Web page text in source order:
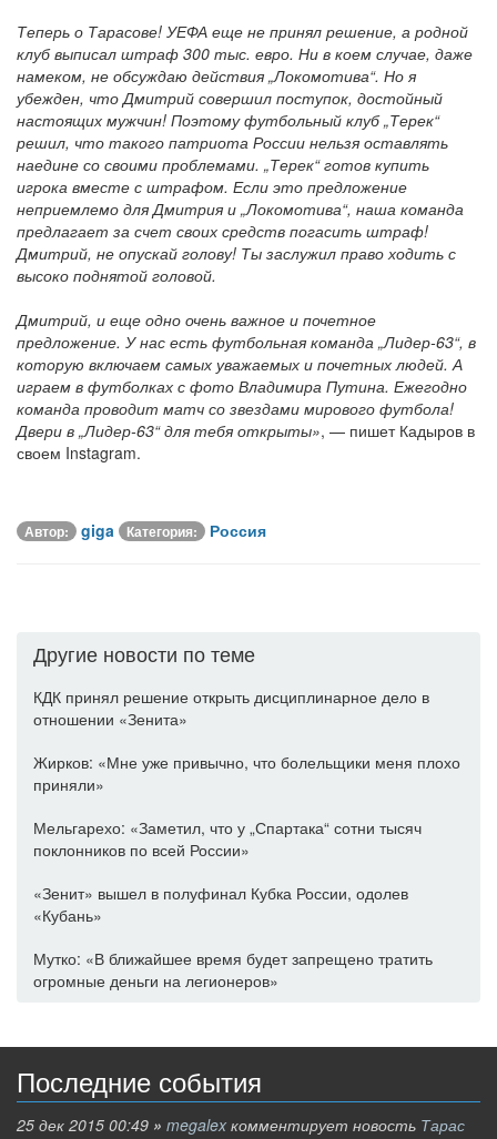
Теперь о Тарасове! УЕФА еще не принял решение, а родной
клуб выписал штраф 300 тыс. евро. Ни в коем случае, даже
намеком, не обсуждаю действия „Локомотива“. Но я
убежден, что Дмитрий совершил поступок, достойный
настоящих мужчин! Поэтому футбольный клуб „Терек“
решил, что такого патриота России нельзя оставлять
наедине со своими проблемами. „Терек“ готов купить
игрока вместе с штрафом. Если это предложение
неприемлемо для Дмитрия и „Локомотива“, наша команда
предлагает за счет своих средств погасить штраф!
Дмитрий, не опускай голову! Ты заслужил право ходить с
высоко поднятой головой.
Дмитрий, и еще одно очень важное и почетное
предложение. У нас есть футбольная команда „Лидер-63“, в
которую включаем самых уважаемых и почетных людей. А
играем в футболках с фото Владимира Путина. Ежегодно
команда проводит матч со звездами мирового футбола!
Двери в „Лидер-63“ для тебя открыты», — пишет Кадыров в
своем Instagram.
Автор: giga Категория: Россия
Другие новости по теме
КДК принял решение открыть дисциплинарное дело в
отношении «Зенита»
Жирков: «Мне уже привычно, что болельщики меня плохо
приняли»
Мельгарехо: «Заметил, что у „Спартака“ сотни тысяч
поклонников по всей России»
«Зенит» вышел в полуфинал Кубка России, одолев
«Кубань»
Мутко: «В ближайшее время будет запрещено тратить
огромные деньги на легионеров»
Последние события
25 дек 2015 00:49 » megalex комментирует новость Тарас